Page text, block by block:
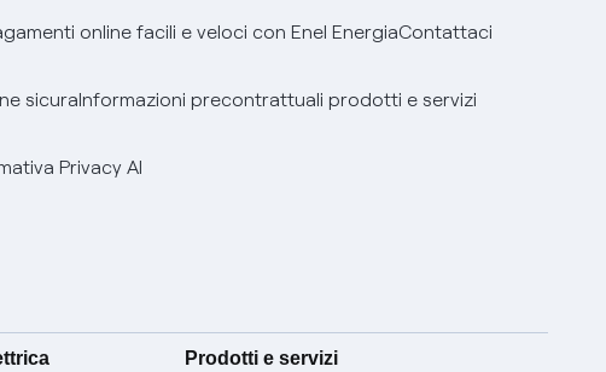
online facili e veloci con Enel EnergiaContattaci
sicuraInformazioni precontrattuali prodotti e servizi
Privacy AI
Prodotti e servizi